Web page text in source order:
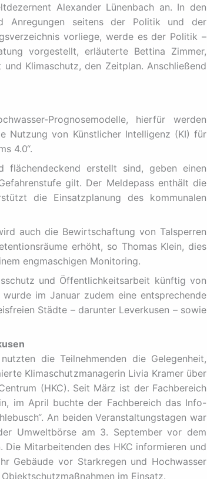
Alexander Lünenbach an. In den
Anregungen seitens der Politik und der
vorliege, werde es der Politik –
vorgestellt, erläuterte Bettina Zimmer,
Klimaschutz, den Zeitplan. Anschließend
Prognosemodelle, hierfür werden
Nutzung von Künstlicher Intelligenz (KI) für
4.0“.
flächendeckend erstellt sind, geben einen
gilt. Der Meldepass enthält die
die Einsatzplanung des kommunalen
auch die Bewirtschaftung von Talsperren
erhöht, so Thomas Klein, dies
engmaschigen Monitoring.
und Öffentlichkeitsarbeit künftig von
im Januar zudem eine entsprechende
Städte – darunter Leverkusen – sowie
die Teilnehmenden die Gelegenheit,
Klimaschutzmanagerin Livia Kramer über
(HKC). Seit März ist der Fachbereich
im April buchte der Fachbereich das Info-
An beiden Veranstaltungstagen war
Umweltbörse am 3. September vor dem
Mitarbeitenden des HKC informieren und
Gebäude vor Starkregen und Hochwasser
im Einsatz.